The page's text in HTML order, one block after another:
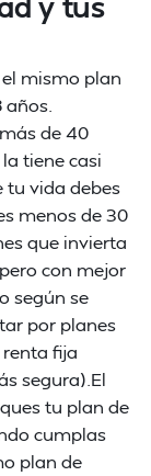
mismo plan
de 40
tiene casi
tu vida debes
menos de 30
que invierta
con mejor
según se
por planes
fija
segura).El
tu plan de
cumplas
plan de